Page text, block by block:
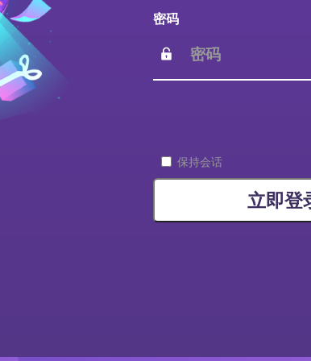
密码
保持会话
立即登